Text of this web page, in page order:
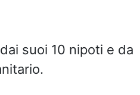
suoi 10 nipoti e da